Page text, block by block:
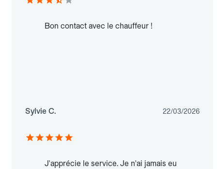
Bon contact avec le chauffeur !
Sylvie C. 22/03/2026
J'apprécie le service. Je n'ai jamais eu